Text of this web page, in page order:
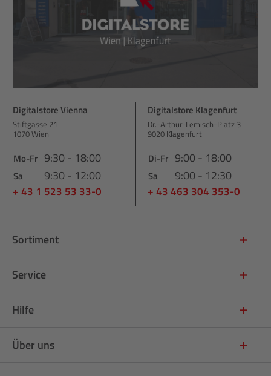
Digitalstore Vienna
Stiftgasse 21
1070 Wien
Mo-Fr 9:30 - 18:00
Sa 9:30 - 12:00
+ 43 1 523 53 33-0
Digitalstore Klagenfurt
Dr.-Arthur-Lemisch-Platz 3
9020 Klagenfurt
Di-Fr 9:00 - 18:00
Sa 9:00 - 12:30
+ 43 463 304 353-0
Sortiment
Service
Hilfe
Über uns